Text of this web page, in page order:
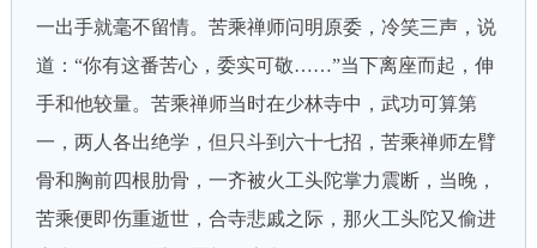
一出手就毫不留情。苦乘禅师问明原委，冷笑三声，说
道：“你有这番苦心，委实可敬……”当下离座而起，伸
手和他较量。苦乘禅师当时在少林寺中，武功可算第
一，两人各出绝学，但只斗到六十七招，苦乘禅师左臂
骨和胸前四根肋骨，一齐被火工头陀掌力震断，当晚，
苦乘便即伤重逝世，合寺悲戚之际，那火工头陀又偷进